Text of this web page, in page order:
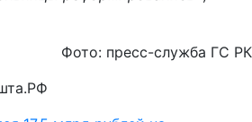
Фото: пресс-служба ГС РК